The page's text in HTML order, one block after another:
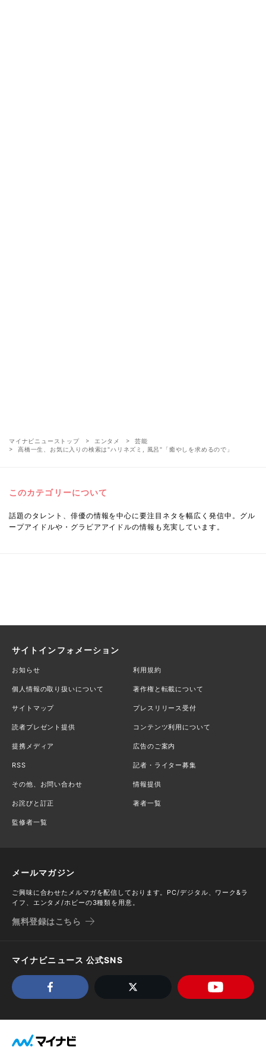
マイナビニューストップ エンタメ
芸能
高橋一生、お気に入りの検索は"ハリネズミ, 風呂"「癒やしを求めるので」
このカテゴリーについて
話題のタレント、俳優の情報を中心に要注目ネタを幅広く発信中。グル
ープアイドルや・グラビアアイドルの情報も充実しています。
サイトインフォメーション
お知らせ 利用規約
個人情報の取り扱いについて 著作権と転載について
サイトマップ プレスリリース受付
読者プレゼント提供 コンテンツ利用について
提携メディア 広告のご案内
RSS 記者・ライター募集
その他、お問い合わせ 情報提供
お詫びと訂正 著者一覧
監修者一覧
メールマガジン
ご興味に合わせたメルマガを配信しております。PC/デジタル、ワーク&ラ
イフ、エンタメ/ホビーの3種類を用意。
無料登録はこちら
マイナビニュース 公式SNS